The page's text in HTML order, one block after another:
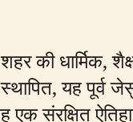
की धार्मिक,
यह
एक संरक्षित